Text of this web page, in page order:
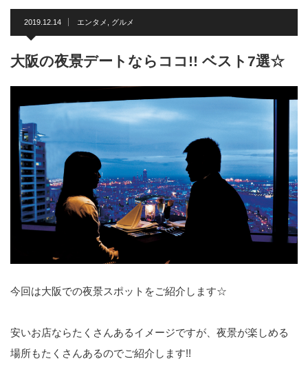
2019.12.14 エンタメ グルメ
大阪の夜景デートならココ!! ベスト7選☆
今回は大阪での夜景スポットをご紹介します☆
安いお店ならたくさんあるイメージですが、夜景が楽しめる
場所もたくさんあるのでご紹介します!!